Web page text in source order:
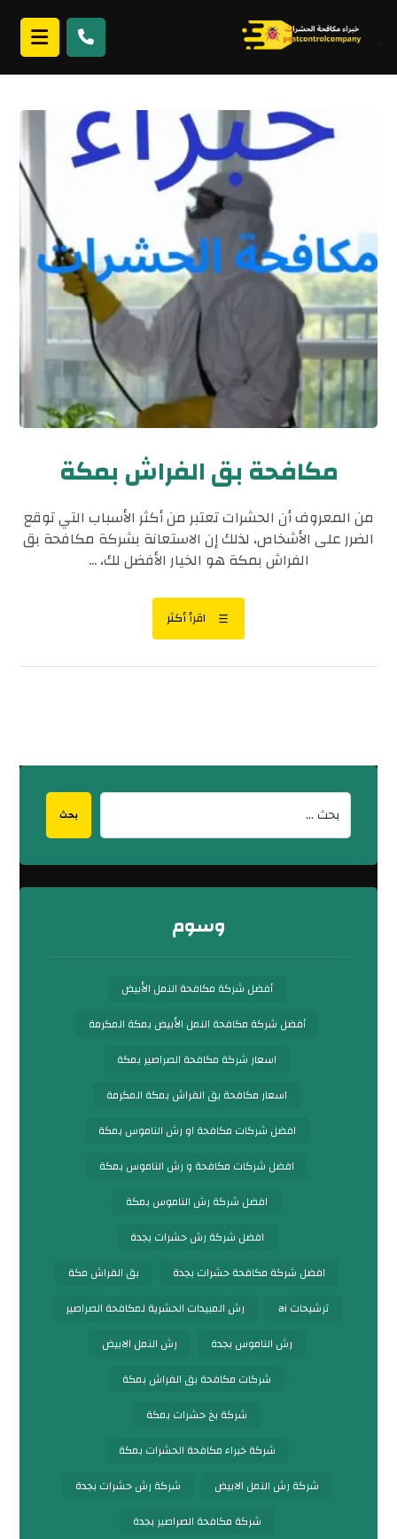
مكافحة بق الفراش بمكة
من المعروف أن الحشرات تعتبر من أكثر الأسباب التي توقع
الضرر على الأشخاص، لذلك إن الاستعانة بشركة مكافحة بق
الفراش بمكة هو الخيار الأفضل لك، ...
اقرأ أكثر
بحث
وسوم
أفضل شركة مكافحة النمل الأبيض
أفضل شركة مكافحة النمل الأبيض بمكة المكرمة
اسعار شركة مكافحة الصراصير بمكة
اسعار مكافحة بق الفراش بمكة المكرمة
افضل شركات مكافحة او رش الناموس بمكة
افضل شركات مكافحة و رش الناموس بمكة
افضل شركة رش الناموس بمكة
افضل شركة رش حشرات بجدة
افضل شركة مكافحة حشرات بجدة
بق الفراش مكة
ترشيحات ai
رش المبيدات الحشرية لمكافحة الصراصير
رش الناموس بجدة
رش النمل الابيض
شركات مكافحة بق الفراش بمكة
شركة بخ حشرات بمكة
شركة خبراء مكافحة الحشرات بمكة
شركة رش النمل الابيض
شركة رش حشرات بجدة
شركة مكافحة الصراصير بجدة